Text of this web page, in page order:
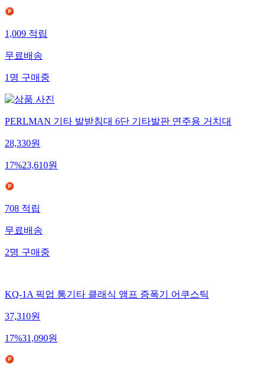
1,009적립
무료배송
1명구매중
PERLMAN 기타 발받침대 6단 기타발판 연주용 거치대
28,330원
17%23,610원
708적립
무료배송
2명구매중
KQ-1A 픽업 통기타 클래식 앰프 증폭기 어쿠스틱
37,310원
17%31,090원